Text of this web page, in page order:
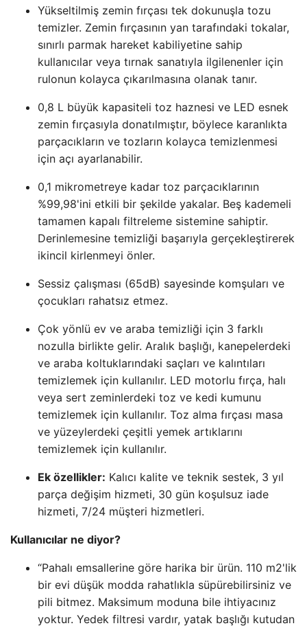
Yükseltilmiş zemin fırçası tek dokunuşla tozu
temizler. Zemin fırçasının yan tarafındaki tokalar,
sınırlı parmak hareket kabiliyetine sahip
kullanıcılar veya tırnak sanatıyla ilgilenenler için
rulonun kolayca çıkarılmasına olanak tanır.
0,8 L büyük kapasiteli toz haznesi ve LED esnek
zemin fırçasıyla donatılmıştır, böylece karanlıkta
parçacıkların ve tozların kolayca temizlenmesi
için açı ayarlanabilir.
0,1 mikrometreye kadar toz parçacıklarının
%99,98'ini etkili bir şekilde yakalar. Beş kademeli
tamamen kapalı filtreleme sistemine sahiptir.
Derinlemesine temizliği başarıyla gerçekleştirerek
ikincil kirlenmeyi önler.
Sessiz çalışması (65dB) sayesinde komşuları ve
çocukları rahatsız etmez.
Çok yönlü ev ve araba temizliği için 3 farklı
nozulla birlikte gelir. Aralık başlığı, kanepelerdeki
ve araba koltuklarındaki saçları ve kalıntıları
temizlemek için kullanılır. LED motorlu fırça, halı
veya sert zeminlerdeki toz ve kedi kumunu
temizlemek için kullanılır. Toz alma fırçası masa
ve yüzeylerdeki çeşitli yemek artıklarını
temizlemek için kullanılır.
Ek özellikler: Kalıcı kalite ve teknik sestek, 3 yıl
parça değişim hizmeti, 30 gün koşulsuz iade
hizmeti, 7/24 müşteri hizmetleri.
Kullanıcılar ne diyor?
“Pahalı emsallerine göre harika bir ürün. 110 m2'lik
bir evi düşük modda rahatlıkla süpürebilirsiniz ve
pili bitmez. Maksimum moduna bile ihtiyacınız
yoktur. Yedek filtresi vardır, yatak başlığı kutudan